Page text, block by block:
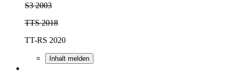
S3 2003
TTS 2018
TT-RS 2020
Inhalt melden